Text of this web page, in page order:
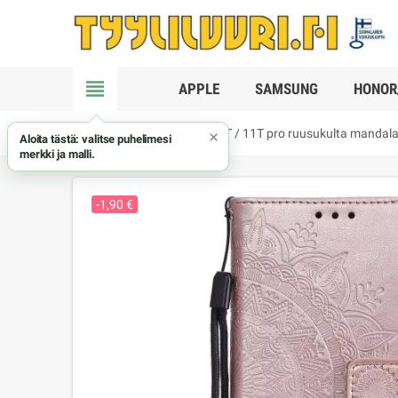
view_headline APPLE SAMSUNG
chevron_right Xiaomi Xiaomi 11T / 11T pro ruusukulta
-1,90 €
Aloita tästä: valitse puhelimesi
merkki ja malli.
×